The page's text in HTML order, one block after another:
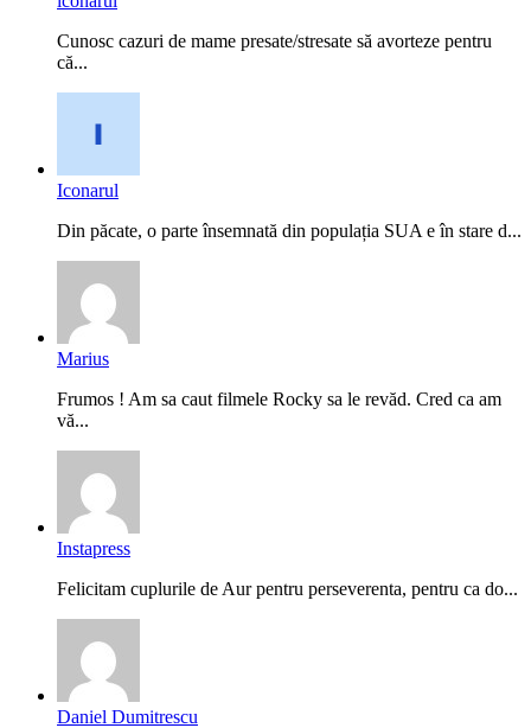
Cunosc cazuri de mame presate/stresate să avorteze pentru
că...
Iconarul
Din păcate, o parte însemnată din populația SUA e în stare d...
Marius
Frumos ! Am sa caut filmele Rocky sa le revăd. Cred ca am
vă...
Instapress
Felicitam cuplurile de Aur pentru perseverenta, pentru ca do...
Daniel Dumitrescu